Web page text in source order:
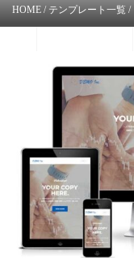
HOME / テンプレート一覧 /